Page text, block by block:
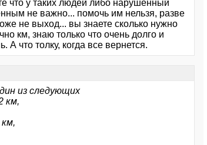
что у таких людей либо нарушенный
не важно... помочь им нельзя, разве
не выход... вы знаете сколько нужно
км, знаю только что очень долго и
А что толку, когда все вернется.
из следующих
км,